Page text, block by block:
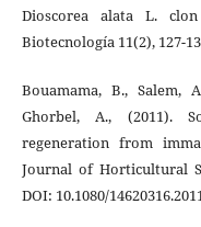
Dioscorea alata L.
Biotecnología 11(2), 127-
Bouamama, B., Salem,
Ghorbel, A., (2011).
regeneration from
Journal of Horticultural
DOI: 10.1080/